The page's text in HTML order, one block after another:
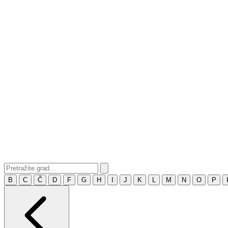
B C Č D F G H J K M N O P